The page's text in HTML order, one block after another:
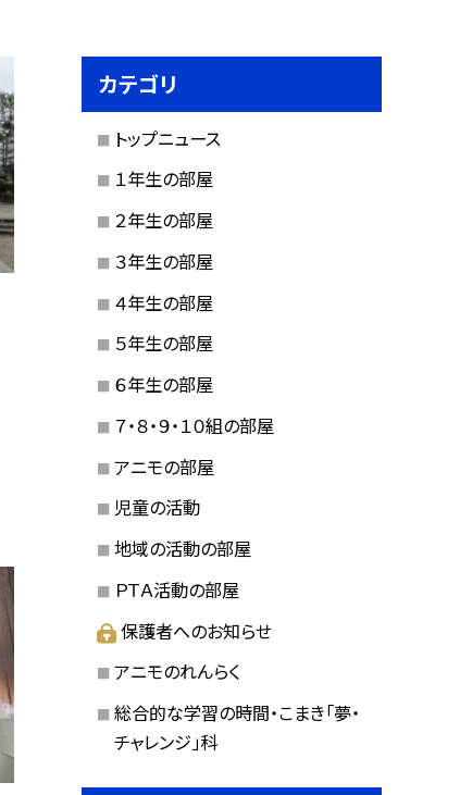
カテゴリ
トップニュース
１年生の部屋
２年生の部屋
３年生の部屋
４年生の部屋
５年生の部屋
６年生の部屋
７・８・９・１０組の部屋
アニモの部屋
児童の活動
地域の活動の部屋
ＰＴＡ活動の部屋
保護者へのお知らせ
アニモのれんらく
総合的な学習の時間・こまき「夢・
チャレンジ」科